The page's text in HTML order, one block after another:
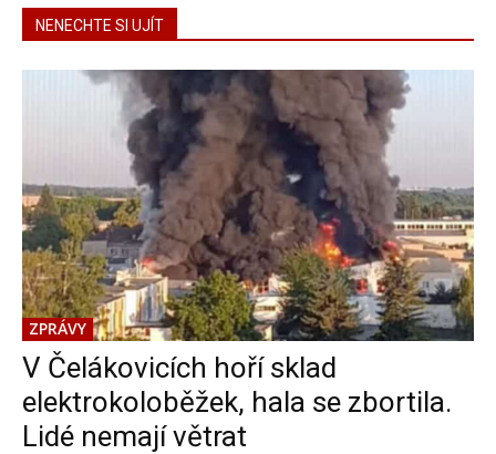
NENECHTE SI UJÍT
ZPRÁVY
V Čelákovicích hoří sklad
elektrokoloběžek, hala se zbortila.
Lidé nemají větrat